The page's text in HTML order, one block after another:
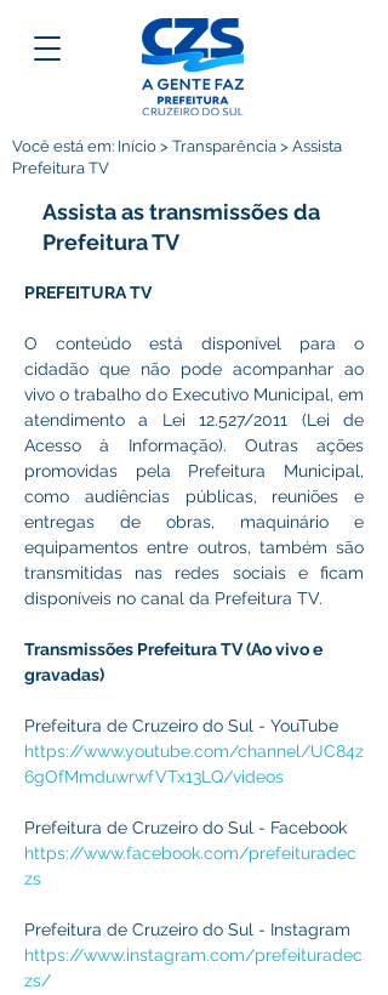
Você está em: Início > Transparência > Assista
Prefeitura TV
Assista as transmissões da
Prefeitura TV
PREFEITURA TV
O conteúdo está disponível para o
cidadão que não pode acompanhar ao
vivo o trabalho do Executivo Municipal, em
atendimento a Lei 12.527/2011 (Lei de
Acesso à Informação). Outras ações
promovidas pela Prefeitura Municipal,
como audiências públicas, reuniões e
entregas de obras, maquinário e
equipamentos entre outros, também são
transmitidas nas redes sociais e ficam
disponíveis no canal da Prefeitura TV.
Transmissões Prefeitura TV (Ao vivo e
gravadas)
Prefeitura de Cruzeiro do Sul - YouTube
https://www.youtube.com/channel/UC84z
6gOfMmduwrwfVTx13LQ/videos
Prefeitura de Cruzeiro do Sul - Facebook
https://www.facebook.com/prefeituradec
zs
Prefeitura de Cruzeiro do Sul - Instagram
https://www.instagram.com/prefeituradec
zs/